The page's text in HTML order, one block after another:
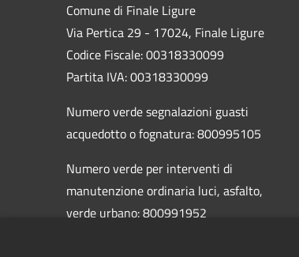
Comune di Finale Ligure
Via Pertica 29 - 17024, Finale Ligure
Codice Fiscale: 00318330099
Partita IVA: 00318330099
Numero verde segnalazioni guasti
acquedotto o fognatura: 800995105
Numero verde per interventi di
manutenzione ordinaria luci, asfalto,
verde urbano: 800991952